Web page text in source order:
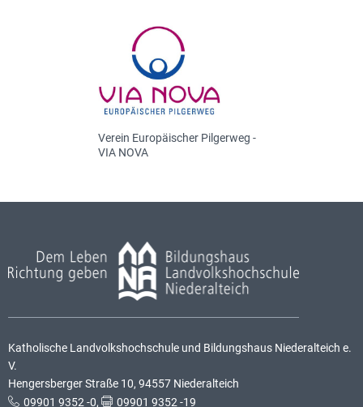
Verein Europäischer Pilgerweg -
VIA NOVA
Katholische Landvolkshochschule und Bildungshaus Niederalteich e.
V.
Hengersberger Straße 10, 94557 Niederalteich
09901 9352 -0, 09901 9352 -19